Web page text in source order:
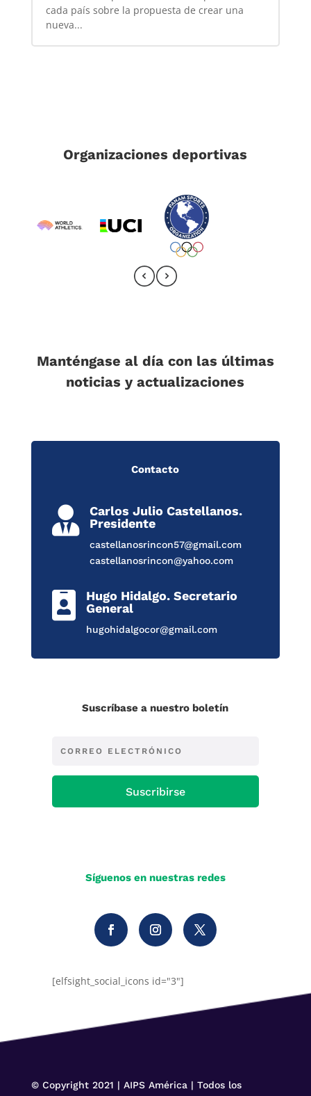
cada país sobre la propuesta de crear una
nueva...
Organizaciones deportivas
Manténgase al día con las últimas
noticias y actualizaciones
Contacto

Carlos Julio Castellanos.
Presidente
castellanosrincon57@gmail.com
castellanosrincon@yahoo.com

Hugo Hidalgo. Secretario
General
hugohidalgocor@gmail.com
Suscríbase a nuestro boletín
Suscribirse
Síguenos en nuestras redes
[elfsight_social_icons id="3"]
© Copyright 2021 | AIPS América | Todos los